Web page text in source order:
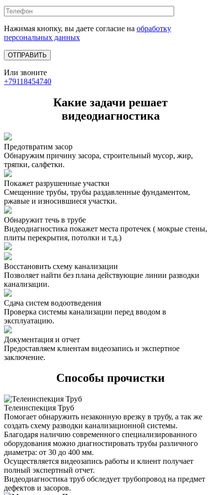
Нажимая кнопку, вы даете согласие на обработку
персональных данных
Или звоните
+79118454740
Какие задачи решает
видеодиагностика
Предотвратим засор
Обнаружим причину засора, cтроительный мусор, жир,
тряпки, салфетки.
Покажет разрушенные участки
Смещенние трубы, трубы раздавленные фундаментом,
ржавые и износившиеся участки.
Обнаружит течь в трубе
Видеодиагностика покажет места протечек ( мокрые стены,
плиты перекрытия, потолки и т.д.)
Восстановить схему канализации
Позволяет найти без плана действующие линии разводки
канализации.
Сдача систем водоотведения
Проверка системы канализации перед вводом в
эксплуатацию.
Документация и отчет
Предоставляем клиентам видеозапись и экспертное
заключение.
Способы прочистки
Телеинспекция Труб
Помогает обнаружить незаконную врезку в трубу, а так же
создать схему разводки канализационной системы.
Благодаря наличию современного специализированного
оборудования можно диагностировать трубы различного
диаметра: от 30 до 400 мм.
Осуществляется видеозапись работы и клиент получает
полный экспертный отчет.
Видеодиагностика труб обследует трубопровод на предмет
дефектов и засоров.